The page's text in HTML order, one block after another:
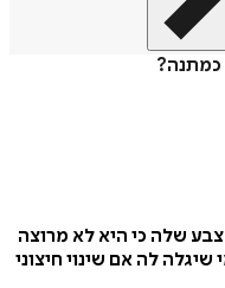
כמתנה?
שלה כי היא לא מרוצה
לה אם שינוי חיצוני